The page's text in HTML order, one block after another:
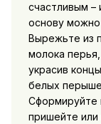
счастливым –
основу можно
Вырежьте из
молока
украсив
белых
Сформируйте
пришейте или